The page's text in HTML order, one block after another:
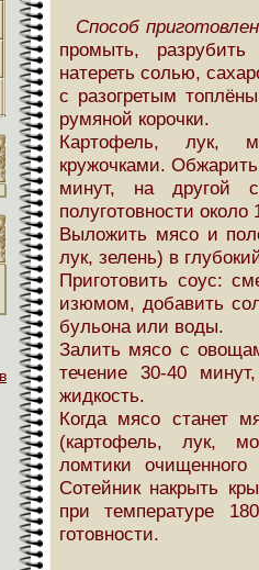
Способ
промыть,
натереть солью,
с разогретым
румяной корочки.
Картофель, лук,
кружочками.
минут, на другой
полуготовности около
Выложить мясо и
лук, зелень) в
Приготовить соус:
изюмом, добавить
бульона или воды.
Залить мясо с
течение 30-40
жидкость.
Когда мясо станет
(картофель, лук,
ломтики
Сотейник накрыть
при температуре
готовности.